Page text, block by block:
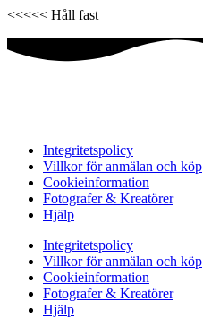
<<<<< Håll fast
Integritetspolicy
Villkor för anmälan och köp
Cookieinformation
Fotografer & Kreatörer
Hjälp
Integritetspolicy
Villkor för anmälan och köp
Cookieinformation
Fotografer & Kreatörer
Hjälp